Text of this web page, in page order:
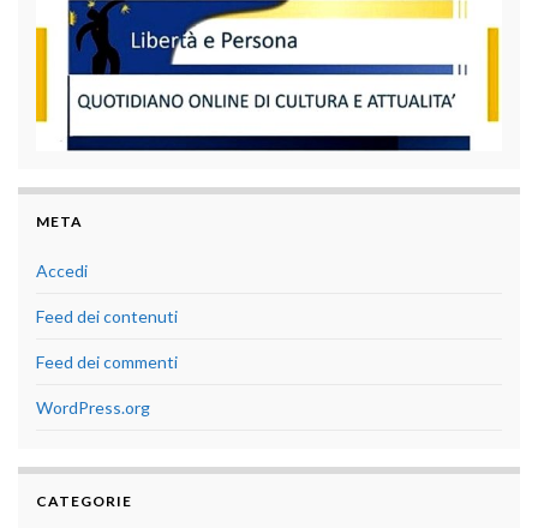
META
Accedi
Feed dei contenuti
Feed dei commenti
WordPress.org
CATEGORIE